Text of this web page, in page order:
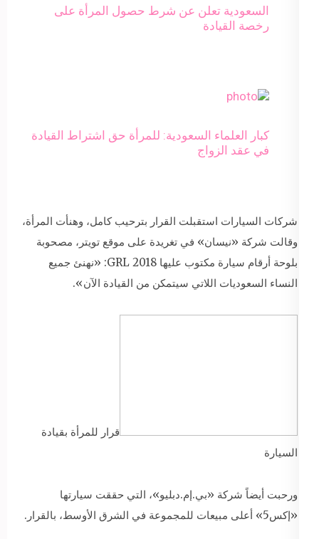
السعودية تعلن عن شرط حصول المرأة على
رخصة القيادة
كبار العلماء السعودية: للمرأة حق اشتراط القيادة
في عقد الزواج
شركات السيارات استقبلت القرار بترحيب كامل، وهنأت المرأة،
وقالت شركة «نيسان» في تغريدة على موقع تويتر، مصحوبة
بلوحة أرقام سيارة مكتوب عليها GRL 2018: «نهنئ جميع
النساء السعوديات اللاتي سيتمكن من القيادة الآن».
قرار للمرأة بقيادة
السيارة
ورحبت أيضاً شركة «بي.إم.دبليو»، التي حققت سيارتها
«إكس5» أعلى مبيعات للمجموعة في الشرق الأوسط، بالقرار.